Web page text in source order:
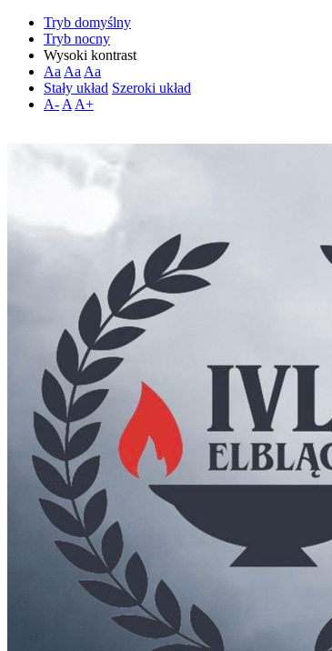
Tryb domyślny
Tryb nocny
Wysoki kontrast
Aa Aa Aa
Stały układ Szeroki układ
A- A A+